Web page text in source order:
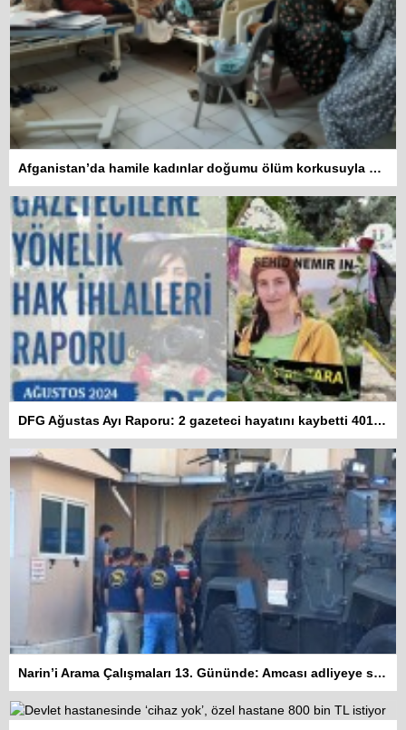
Afganistan’da hamile kadınlar doğumu ölüm korkusuyla bekliyor
DFG Ağustas Ayı Raporu: 2 gazeteci hayatını kaybetti 401 habere erişim engeli getirildi
Narin’i Arama Çalışmaları 13. Gününde: Amcası adliyeye sevk edildi